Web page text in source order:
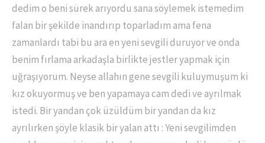
dedim o beni sürek arıyordu sana söylemek istemedim
falan bir şekilde inandırıp toparladım ama fena
zamanlardı tabi bu ara en yeni sevgili duruyor ve onda
benim fırlama arkadaşla birlikte jestler yapmak için
uğraşıyorum. Neyse allahın gene sevgili kuluymuşum ki
kız okuyormuş ve ben yapamaya cam dedi ve ayrılmak
istedi. Bir yandan çok üzüldüm bir yandan da kız
ayrılırken şöyle klasik bir yalan attı : Yeni sevgilimden